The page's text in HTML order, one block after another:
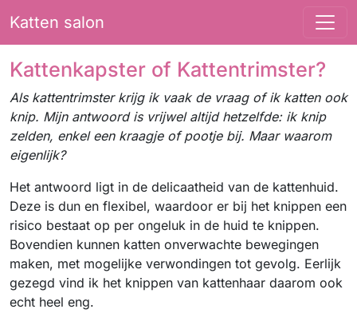
Katten salon
Kattenkapster of Kattentrimster?
Als kattentrimster krijg ik vaak de vraag of ik katten ook
knip. Mijn antwoord is vrijwel altijd hetzelfde: ik knip
zelden, enkel een kraagje of pootje bij. Maar waarom
eigenlijk?
Het antwoord ligt in de delicaatheid van de kattenhuid.
Deze is dun en flexibel, waardoor er bij het knippen een
risico bestaat op per ongeluk in de huid te knippen.
Bovendien kunnen katten onverwachte bewegingen
maken, met mogelijke verwondingen tot gevolg. Eerlijk
gezegd vind ik het knippen van kattenhaar daarom ook
echt heel eng.